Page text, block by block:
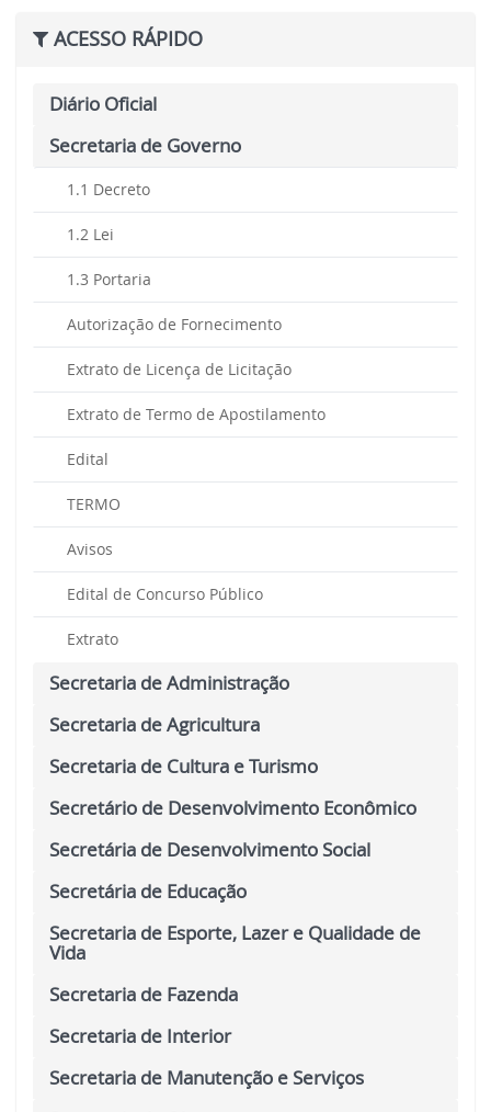
ACESSO RÁPIDO
Diário Oficial
Secretaria de Governo
1.1 Decreto
1.2 Lei
1.3 Portaria
Autorização de Fornecimento
Extrato de Licença de Licitação
Extrato de Termo de Apostilamento
Edital
TERMO
Avisos
Edital de Concurso Público
Extrato
Secretaria de Administração
Secretaria de Agricultura
Secretaria de Cultura e Turismo
Secretário de Desenvolvimento Econômico
Secretária de Desenvolvimento Social
Secretária de Educação
Secretaria de Esporte, Lazer e Qualidade de
Vida
Secretaria de Fazenda
Secretaria de Interior
Secretaria de Manutenção e Serviços